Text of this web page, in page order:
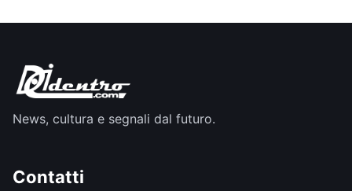
News, cultura e segnali dal futuro.
Contatti